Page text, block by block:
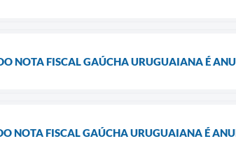
NOTA FISCAL GAÚCHA URUGUAIANA É
NOTA FISCAL GAÚCHA URUGUAIANA É